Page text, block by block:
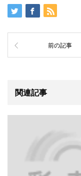
前の記事
関連記事